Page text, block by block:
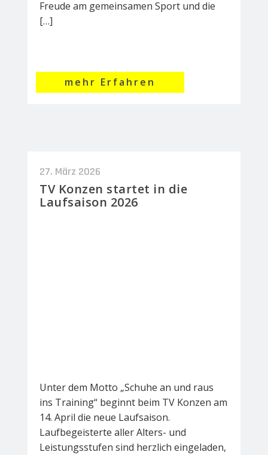
Freude am gemeinsamen Sport und die
[…]
mehr Erfahren
27. März 2026
TV Konzen startet in die
Laufsaison 2026
Unter dem Motto „Schuhe an und raus
ins Training“ beginnt beim TV Konzen am
14. April die neue Laufsaison.
Laufbegeisterte aller Alters- und
Leistungsstufen sind herzlich eingeladen,